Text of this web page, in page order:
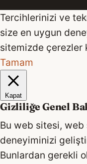
Tercihlerinizi ve
size en uygun
sitemizde çerezler
Tamam
Kapat
Gizliliğe Genel
Bu web sitesi,
deneyiminizi
Bunlardan gerekli